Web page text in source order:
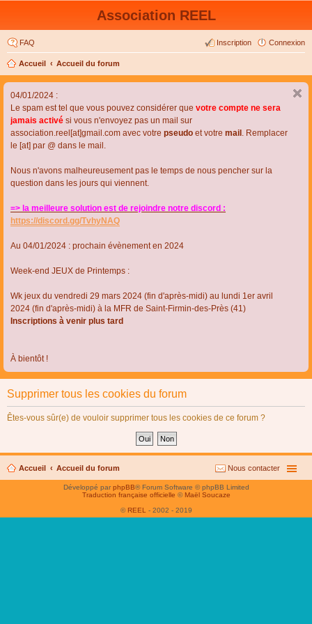
Association REEL
FAQ Connexion
Inscription
Accueil Accueil du forum
04/01/2024 :
Le spam est tel que vous pouvez considérer que votre compte ne sera
jamais activé si vous n'envoyez pas un mail sur
association.reel[at]gmail.com avec votre pseudo et votre mail . Remplacer
le [at] par @ dans le mail.
Nous n'avons malheureusement pas le temps de nous pencher sur la
question dans les jours qui viennent.
=> la meilleure solution est de rejoindre notre discord :
https://discord.gg/TvhyNAQ
Au 04/01/2024 : prochain évènement en 2024
Week-end JEUX de Printemps :
Wk jeux du vendredi 29 mars 2024 (fin d'après-midi) au lundi 1er avril
2024 (fin d'après-midi) à la MFR de Saint-Firmin-des-Près (41)
Inscriptions à venir plus tard
À bientôt !
Supprimer tous les cookies du forum
Êtes-vous sûr(e) de vouloir supprimer tous les cookies de ce forum ?
Accueil Accueil du forum Nous contacter
Développé parphpBB® Forum Software © phpBB Limited
Traduction française officielle © Maël Soucaze
© REEL - 2002 - 2019